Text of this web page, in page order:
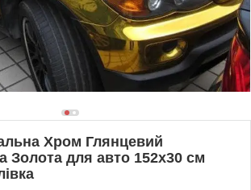
Хром Глянцевий
Золота для авто 152х30 см